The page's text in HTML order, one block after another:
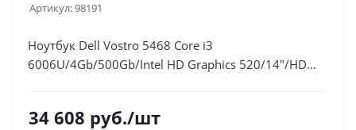
Артикул:98191
Ноутбук Dell Vostro 5468 Core i3
6006U/4Gb/500Gb/Intel HD Graphics 520/14"/HD
34 608 руб./шт